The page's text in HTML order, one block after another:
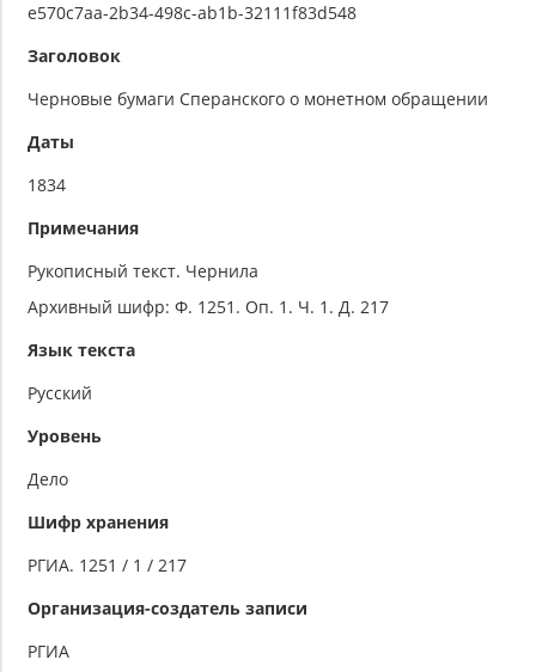
e570c7aa-2b34-498c-ab1b-32111f83d548
Заголовок
Черновые бумаги Сперанского о монетном обращении
Даты
1834
Примечания
Рукописный текст. Чернила
Архивный шифр: Ф. 1251. Оп. 1. Ч. 1. Д. 217
Язык текста
Русский
Уровень
Дело
Шифр хранения
РГИА. 1251 / 1 / 217
Организация-создатель записи
РГИА